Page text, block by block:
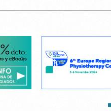
para personalizar el contenido y